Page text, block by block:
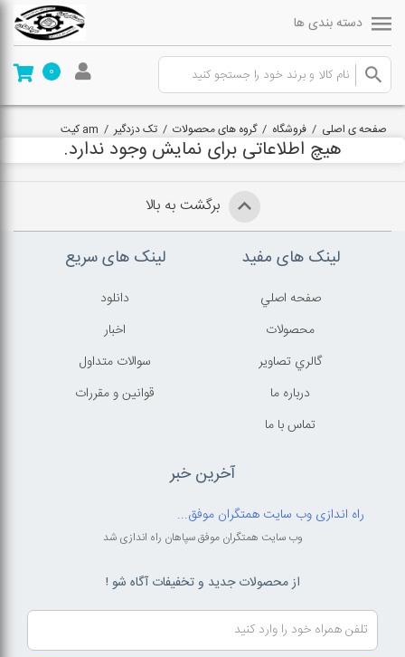
دسته بندی ها
0
صفحه ی اصلی / فروشگاه /گروه های محصولات / تک دزدگیر/ am کیت
هیچ اطلاعاتی برای نمایش وجود ندارد.
برگشت به بالا
لینک های مفید
صفحه اصلي
محصولات
گالري تصاوير
درباره ما
تماس با ما
لینک های سریع
دانلود
اخبار
سوالات متداول
قوانين و مقررات
آخرین خبر
راه اندازی وب سایت همتگران موفق...
وب سایت همتگران موفق سپاهان راه اندازی شد
از محصولات جدید و تخفیفات آگاه شو !